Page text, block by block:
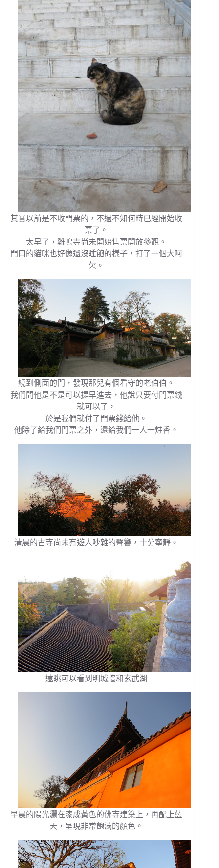
其實以前是不收門票的，不過不知何時已經開始收
票了。
太早了，雞鳴寺尚未開始售票開放參觀。
門口的貓咪也好像還沒睡飽的樣子，打了一個大呵
欠。
繞到側面的門，發現那兒有個看守的老伯伯。
我們問他是不是可以提早進去，他說只要付門票錢
就可以了，
於是我們就付了門票錢給他。
他除了給我們門票之外，還給我們一人一炷香。
清晨的古寺尚未有遊人吵雜的聲響，十分寧靜。
遠眺可以看到明城牆和玄武湖
早晨的陽光灑在漆成黃色的佛寺建築上，再配上藍
天，呈現非常飽滿的顏色。